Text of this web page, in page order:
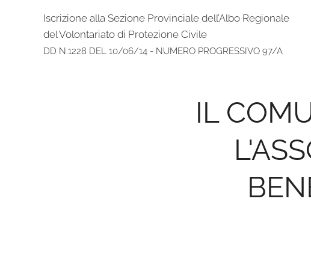
Iscrizione alla Sezione Provinciale dell’Albo Regionale
del Volontariato di Protezione Civile
DD N.1228 DEL 10/06/14 - NUMERO PROGRESSIVO 97/A
IL